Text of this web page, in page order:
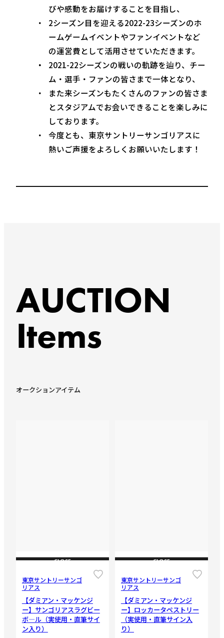
びや感動をお届けすることを目指し、
2シーズン目を迎える2022-23シーズンのホ
ームゲームイベントやファンイベントなど
の運営費として活用させていただきます。
2021-22シーズンの戦いの軌跡を辿り、チー
ム・選手・ファンの皆さまで一体となり、
また来シーズンもたくさんのファンの皆さま
とスタジアムでお会いできることを楽しみに
しております。
今度とも、東京サントリーサンゴリアスに
熱いご声援をよろしくお願いいたします！
AUCTION
Items
オークションアイテム
CLOSE
東京サントリーサンゴ
リアス
【ダミアン・マッケンジ
ー】サンゴリアスラグビー
ボ―ル（実使用・直筆サイ
ン入り）
CLOSE
東京サントリーサンゴ
リアス
【ダミアン・マッケンジ
ー】ロッカータペストリー
（実使用・直筆サイン入
り）